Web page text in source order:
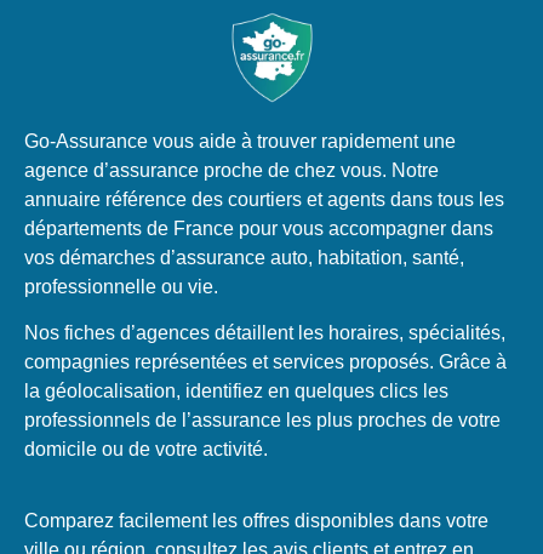
Go-Assurance vous aide à trouver rapidement une
agence d’assurance proche de chez vous. Notre
annuaire référence des courtiers et agents dans tous les
départements de France pour vous accompagner dans
vos démarches d’assurance auto, habitation, santé,
professionnelle ou vie.
Nos fiches d’agences détaillent les horaires, spécialités,
compagnies représentées et services proposés. Grâce à
la géolocalisation, identifiez en quelques clics les
professionnels de l’assurance les plus proches de votre
domicile ou de votre activité.
Comparez facilement les offres disponibles dans votre
ville ou région, consultez les avis clients et entrez en